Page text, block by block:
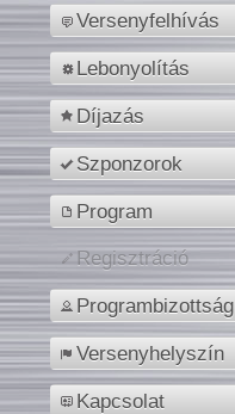
Versenyfelhívás
Lebonyolítás
Díjazás
Szponzorok
Program
Regisztráció
Programbizottság
Versenyhelyszín
Kapcsolat